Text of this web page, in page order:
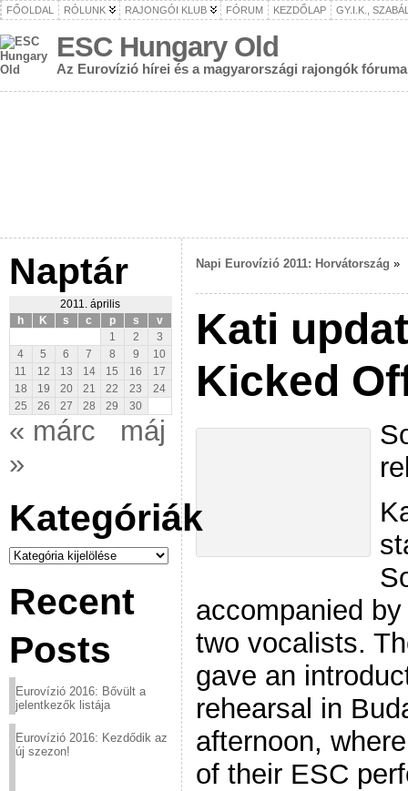
FŐOLDAL RÓLUNK RAJONGÓI KLUB FÓRUM KEZDŐLAP GY.I.K.,
ESC Hungary Old
Az Eurovízió hírei és a magyarországi rajongók fóruma
Naptár
2011. április
h
K s c p s
v
1
2
3
4
5 6 7 8 9
10
11
12 13 14 15 16
17
18
19 20 21 22 23
24
25
26 27 28 29 30
« márc
máj
»
Kategóriák
Kategóriák
Recent
Posts
Eurovízió 2016: Bővült a
jelentkezők listája
Eurovízió 2016: Kezdődik az
új szezon!
Napi Eurovízió 2011: Horvátország »
Kati
Kicked
accompanied
two vocalists.
gave an
rehearsal in
afternoon,
of their ESC